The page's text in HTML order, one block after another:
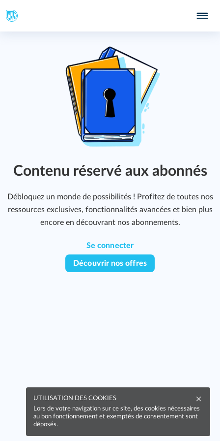
Contenu réservé aux abonnés
Débloquez un monde de possibilités ! Profitez de toutes nos
ressources exclusives, fonctionnalités avancées et bien plus
encore en découvrant nos abonnements.
Se connecter
Découvrir nos offres
UTILISATION DES COOKIES
Lors de votre navigation sur ce site, des cookies nécessaires
au bon fonctionnement et exemptés de consentement sont
déposés.